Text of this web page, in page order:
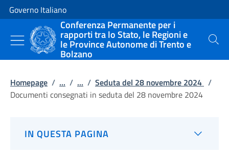
Vai al contenuto
Vai alla navigazione del sito
Governo Italiano
Conferenza Permanente per i
rapporti tra lo Stato, le Regioni e
le Province Autonome di Trento e
Bolzano
Cerca
Homepage / ... / ... / Seduta del 28 novembre 2024 /
Documenti consegnati in seduta del 28 novembre 2024
IN QUESTA PAGINA